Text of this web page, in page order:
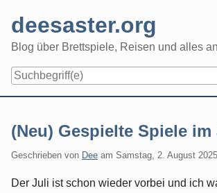
content
deesaster.org
Blog über Brettspiele, Reisen und alles
(Neu) Gespielte Spiele im
Geschrieben von Dee am Samstag, 2. August 2025
Der Juli ist schon wieder vorbei und ich